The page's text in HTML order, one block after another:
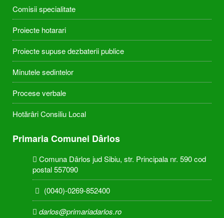
Comisii specialitate
Proiecte hotarari
Proiecte supuse dezbaterii publice
Minutele sedintelor
Procese verbale
Hotărâri Consiliu Local
Primaria Comunei Dârlos
Comuna Dârlos jud Sibiu, str. Principala nr. 590 cod
postal 557090
(0040)-0269-852400
darlos@primariadarlos.ro